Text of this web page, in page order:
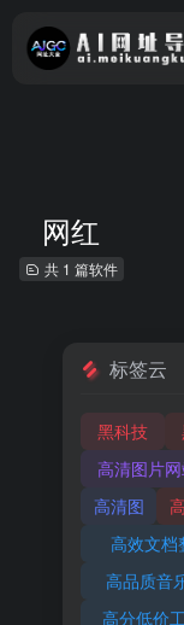
网红
共 1 篇软件
标签云
黑科技
高清图片
高清图
高效文档
高品质音
高分低价